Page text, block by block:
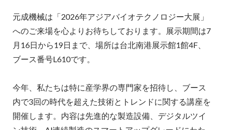
元成機械は「2026年アジアバイオテクノロジー大展」
へのご来場を心よりお待ちしております。展示期間は7
月16日から19日まで、場所は台北南港展示館1館4F、
ブース番号L610です。
今年、私たちは特に産学界の専門家を招待し、ブース
内で3回の時代を超えた技術とトレンドに関する講座を
開催します。内容は先進的な製造設備、デジタルツイ